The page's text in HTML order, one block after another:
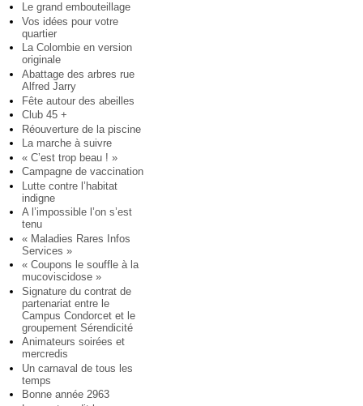
Le grand embouteillage
Vos idées pour votre
quartier
La Colombie en version
originale
Abattage des arbres rue
Alfred Jarry
Fête autour des abeilles
Club 45 +
Réouverture de la piscine
La marche à suivre
« C’est trop beau ! »
Campagne de vaccination
Lutte contre l’habitat
indigne
A l’impossible l’on s’est
tenu
« Maladies Rares Infos
Services »
« Coupons le souffle à la
mucoviscidose »
Signature du contrat de
partenariat entre le
Campus Condorcet et le
groupement Sérendicité
Animateurs soirées et
mercredis
Un carnaval de tous les
temps
Bonne année 2963